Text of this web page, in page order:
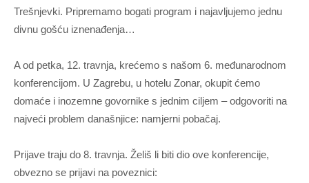
Trešnjevki. Pripremamo bogati program i najavljujemo jednu
divnu gošću iznenađenja…
A od petka, 12. travnja, krećemo s našom 6. međunarodnom
konferencijom. U Zagrebu, u hotelu Zonar, okupit ćemo
domaće i inozemne govornike s jednim ciljem – odgovoriti na
najveći problem današnjice: namjerni pobačaj.
Prijave traju do 8. travnja. Želiš li biti dio ove konferencije,
obvezno se prijavi na poveznici: